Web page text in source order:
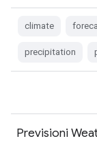
climate
precipitation
Previsioni